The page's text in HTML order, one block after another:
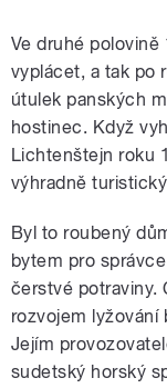
Ve druhé
vyplácet, a tak po
útulek panských
hostinec. Když
Lichtenštejn roku
výhradně
Byl to roubený
bytem pro
čerstvé potraviny.
rozvojem lyžování
Jejím
sudetský horský